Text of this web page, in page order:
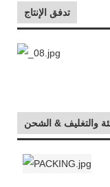
تدفق الإنتاج
والتغليف & الشحن